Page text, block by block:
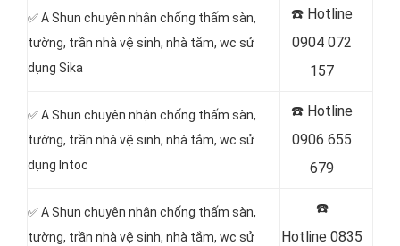
✅ A Shun chuyên nhận chống thấm sàn,
tường, trần nhà vệ sinh, nhà tắm, wc sử
dụng Sika
☎️ Hotline
0904 072
157
✅ A Shun chuyên nhận chống thấm sàn,
tường, trần nhà vệ sinh, nhà tắm, wc sử
dụng Intoc
☎️ Hotline
0906 655
679
✅ A Shun chuyên nhận chống thấm sàn,
tường, trần nhà vệ sinh, nhà tắm, wc sử
☎️
Hotline 0835